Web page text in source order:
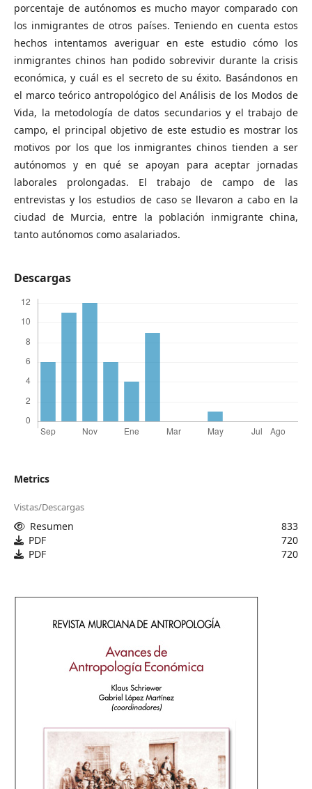
porcentaje de autónomos es mucho mayor comparado con
los inmigrantes de otros países. Teniendo en cuenta estos
hechos intentamos averiguar en este estudio cómo los
inmigrantes chinos han podido sobrevivir durante la crisis
económica, y cuál es el secreto de su éxito. Basándonos en
el marco teórico antropológico del Análisis de los Modos de
Vida, la metodología de datos secundarios y el trabajo de
campo, el principal objetivo de este estudio es mostrar los
motivos por los que los inmigrantes chinos tienden a ser
autónomos y en qué se apoyan para aceptar jornadas
laborales prolongadas. El trabajo de campo de las
entrevistas y los estudios de caso se llevaron a cabo en la
ciudad de Murcia, entre la población inmigrante china,
tanto autónomos como asalariados.
Descargas
Metrics
Vistas/Descargas
Resumen
833
PDF
720
PDF
720